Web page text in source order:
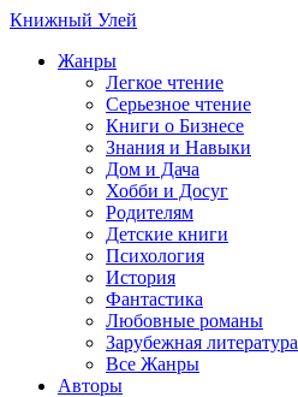
Книжный Улей
Жанры
Легкое чтение
Серьезное чтение
Книги о Бизнесе
Знания и Навыки
Дом и Дача
Хобби и Досуг
Родителям
Детские книги
Психология
История
Фантастика
Любовные романы
Зарубежная литература
Все Жанры
Авторы